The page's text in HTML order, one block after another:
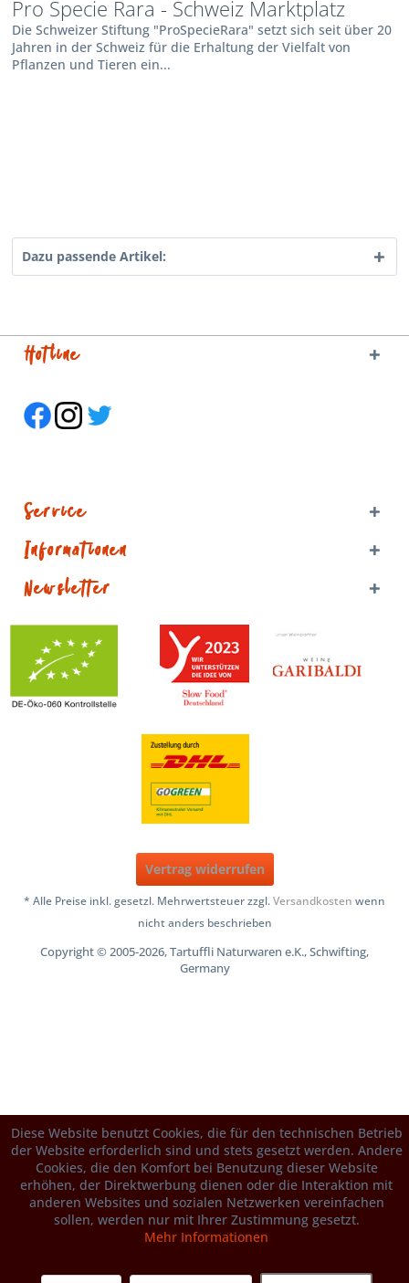
Pro Specie Rara - Schweiz Marktplatz
Die Schweizer Stiftung "ProSpecieRara" setzt sich seit über 20
Jahren in der Schweiz für die Erhaltung der Vielfalt von
Pflanzen und Tieren ein...
Dazu passende Artikel:
Hotline
Service
Informationen
Newsletter
Vertrag widerrufen
* Alle Preise inkl. gesetzl. Mehrwertsteuer zzgl.Versandkosten wenn
nicht anders beschrieben
Copyright © 2005-2026, Tartuffli Naturwaren e.K., Schwifting,
Germany
Diese Website benutzt Cookies, die für den technischen Betrieb
der Website erforderlich sind und stets gesetzt werden. Andere
Cookies, die den Komfort bei Benutzung dieser Website
erhöhen, der Direktwerbung dienen oder die Interaktion mit
anderen Websites und sozialen Netzwerken vereinfachen
sollen, werden nur mit Ihrer Zustimmung gesetzt.
Mehr Informationen